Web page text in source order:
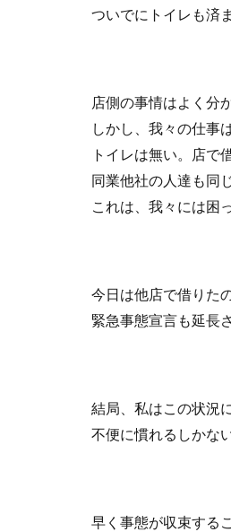
ついでにトイレも済
店側の事情はよく分
しかし、我々の仕事
トイレは無い。店で
同業他社の人達も同
これは、我々には困
今日は他店で借りた
緊急事態宣言も延長
結局、私はこの状況
不便に慣れるしかない
早く事態が収束する